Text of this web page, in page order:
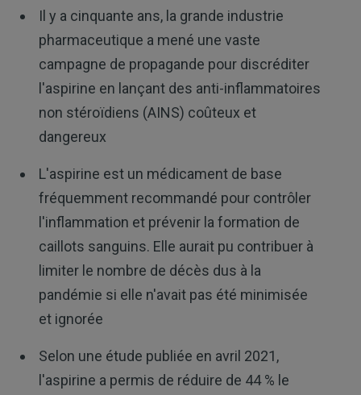
Il y a cinquante ans, la grande industrie
pharmaceutique a mené une vaste
campagne de propagande pour discréditer
l'aspirine en lançant des anti-inflammatoires
non stéroïdiens (AINS) coûteux et
dangereux
L'aspirine est un médicament de base
fréquemment recommandé pour contrôler
l'inflammation et prévenir la formation de
caillots sanguins. Elle aurait pu contribuer à
limiter le nombre de décès dus à la
pandémie si elle n'avait pas été minimisée
et ignorée
Selon une étude publiée en avril 2021,
l'aspirine a permis de réduire de 44 % le